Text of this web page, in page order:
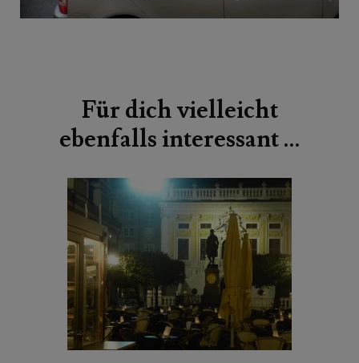
Für dich vielleicht
ebenfalls interessant …